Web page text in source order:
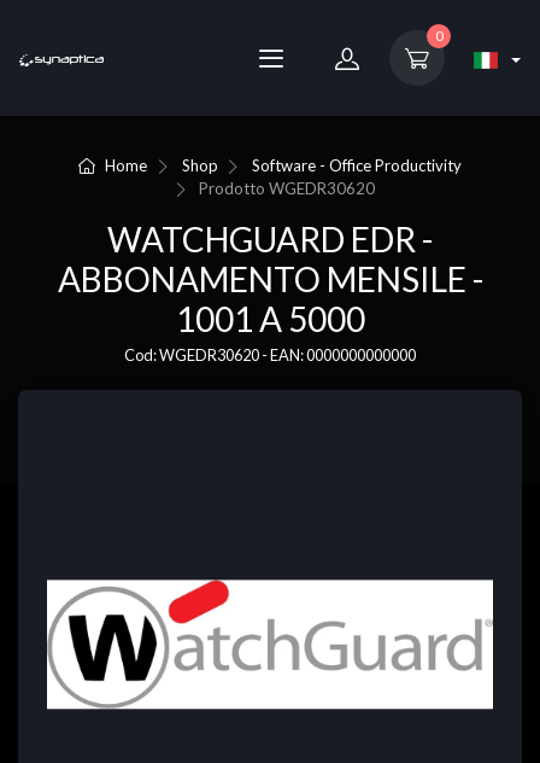
0
Home Shop
Software - Office Productivity
ProdottoWGEDR30620
WATCHGUARD EDR -
ABBONAMENTO MENSILE -
1001 A 5000
Cod: WGEDR30620 - EAN: 0000000000000